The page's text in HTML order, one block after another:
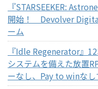
『STARSEEKER:
開始！ Devolver
ーム
『Idle Regenerator』
システムを備えた放置
ーなし、Pay to winな